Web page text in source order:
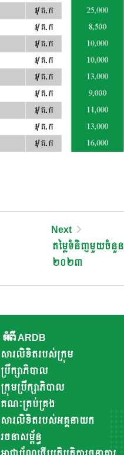
Next
តម្លៃទំនិញមួយចំនួន
២០២៣
អំពី ARDB
សារលិខិតរបស់ក្រុម
ប្រឹក្សាភិបាល
ក្រុមប្រឹក្សាភិបាល
គណៈគ្រប់គ្រង
សារលិខិតរបស់អគ្គនាយក
រចនាសម្ព័ន្ធ